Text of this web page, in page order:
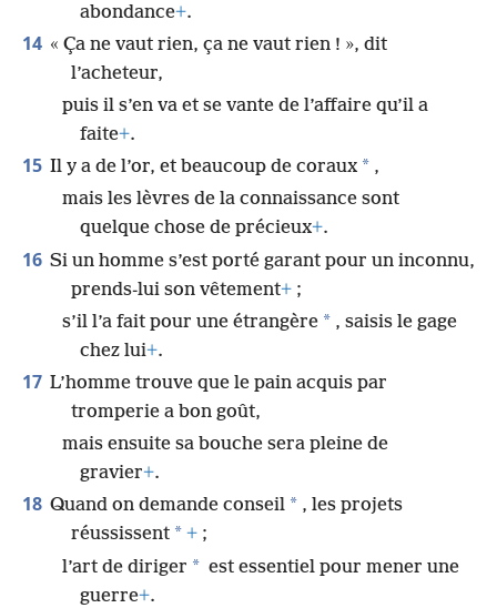
abondance+.
14 « Ça ne vaut rien, ça ne vaut rien ! », dit
l’acheteur,
puis il s’en va et se vante de l’affaire qu’il a
faite+.
15 Il y a de l’or, et beaucoup de coraux * ,
mais les lèvres de la connaissance sont
quelque chose de précieux+.
16 Si un homme s’est porté garant pour un inconnu,
prends-lui son vêtement+ ;
s’il l’a fait pour une étrangère * , saisis le gage
chez lui+.
17 L’homme trouve que le pain acquis par
tromperie a bon goût,
mais ensuite sa bouche sera pleine de
gravier+.
18 Quand on demande conseil * , les projets
réussissent * + ;
l’art de diriger * est essentiel pour mener une
guerre+.